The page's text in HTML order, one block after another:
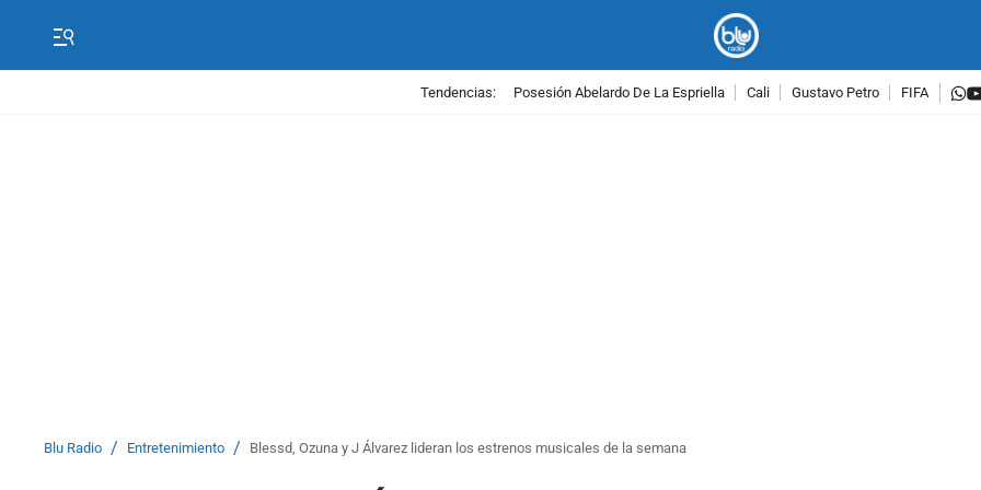
Tendencias: Posesión Abelardo De La Espriella Cali Gustavo Petro FIFA
Blu Radio / Entretenimiento / Blessd, Ozuna y J Álvarez lideran los estrenos musicales de la semana